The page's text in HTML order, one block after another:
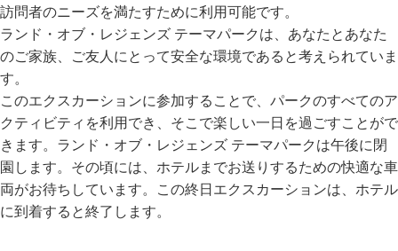
訪問者のニーズを満たすために利用可能です。
ランド・オブ・レジェンズ テーマパークは、あなたとあなた
のご家族、ご友人にとって安全な環境であると考えられていま
す。
このエクスカーションに参加することで、パークのすべてのア
クティビティを利用でき、そこで楽しい一日を過ごすことがで
きます。ランド・オブ・レジェンズ テーマパークは午後に閉
園します。その頃には、ホテルまでお送りするための快適な車
両がお待ちしています。この終日エクスカーションは、ホテル
に到着すると終了します。